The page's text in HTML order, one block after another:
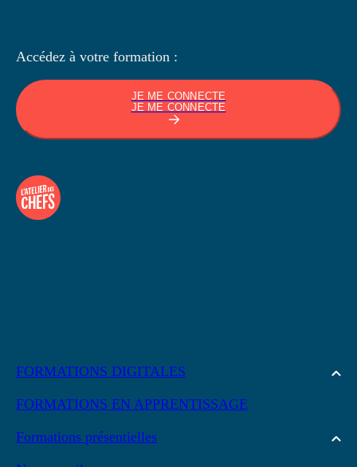
FORMATIONS DIGITALES
FORMATIONS EN APPRENTISSAGE
Formations présentielles
Accédez à votre formation :
JE ME CONNECTE
JE ME CONNECTE